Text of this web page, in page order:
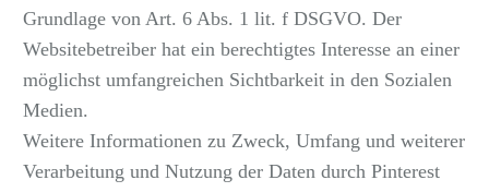
Grundlage von Art. 6 Abs. 1 lit. f DSGVO. Der
Websitebetreiber hat ein berechtigtes Interesse an einer
möglichst umfangreichen Sichtbarkeit in den Sozialen
Medien.
Weitere Informationen zu Zweck, Umfang und weiterer
Verarbeitung und Nutzung der Daten durch Pinterest